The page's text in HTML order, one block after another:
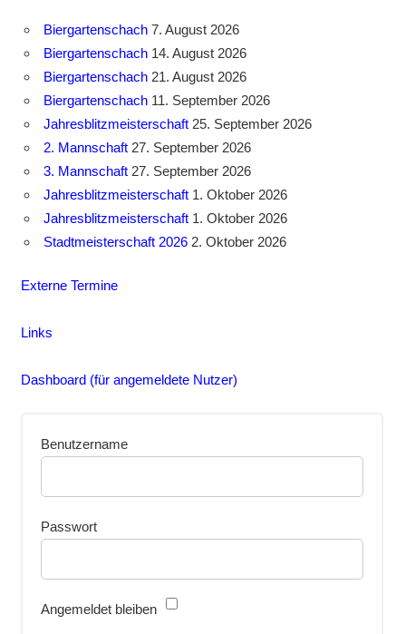
Biergartenschach 7. August 2026
Biergartenschach 14. August 2026
Biergartenschach 21. August 2026
Biergartenschach 11. September 2026
Jahresblitzmeisterschaft 25. September 2026
2. Mannschaft 27. September 2026
3. Mannschaft 27. September 2026
Jahresblitzmeisterschaft 1. Oktober 2026
Jahresblitzmeisterschaft 1. Oktober 2026
Stadtmeisterschaft 2026 2. Oktober 2026
Externe Termine
Links
Dashboard (für angemeldete Nutzer)
Benutzername
Passwort
Angemeldet bleiben